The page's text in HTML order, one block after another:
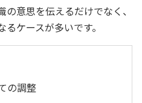
意思を伝えるだけでなく、
ケースが多いです。
の調整